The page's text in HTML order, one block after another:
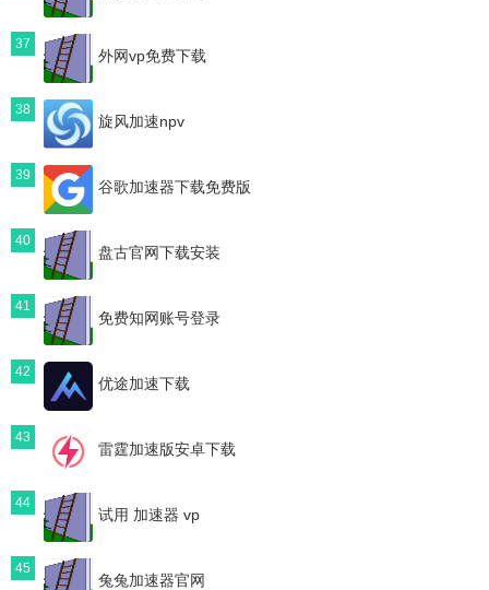
37
外网vp免费下载
38
旋风加速npv
39
谷歌加速器下载免费版
40
盘古官网下载安装
41
免费知网账号登录
42
优途加速下载
43
雷霆加速版安卓下载
44
试用 加速器 vp
45
兔兔加速器官网